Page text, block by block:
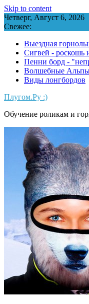
Skip to content
Четверг, Август 6, 2026
Свежее:
Выездная
Сигвей - роскошь
Пенни борд -
Волшебные
Виды лонгбордов
Плугом.Ру :)
Обучение роликам и